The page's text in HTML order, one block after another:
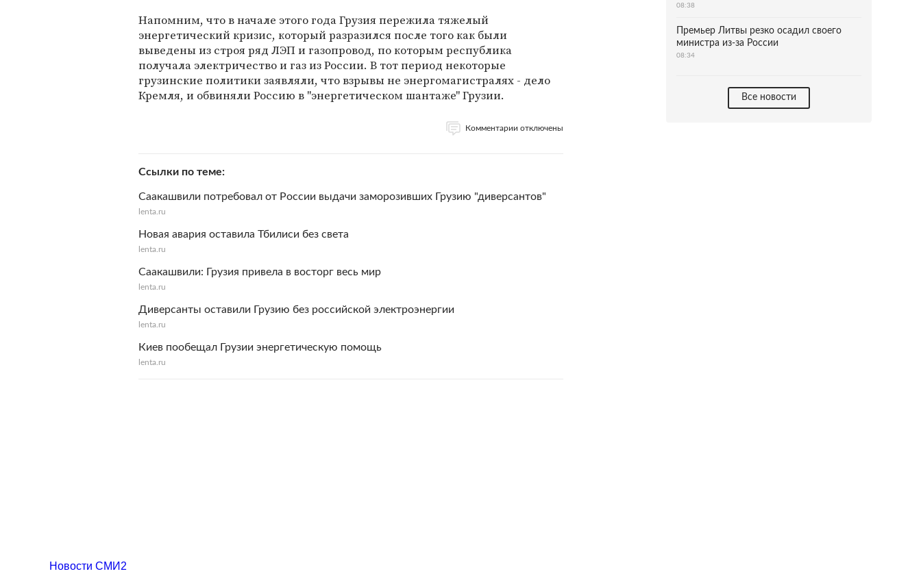
Напомним, что в начале этого года Грузия пережила тяжелый
энергетический кризис, который разразился после того как были
выведены из строя ряд ЛЭП и газопровод, по которым республика
получала электричество и газ из России. В тот период некоторые
грузинские политики заявляли, что взрывы не энергомагистралях - дело
Кремля, и обвиняли Россию в "энергетическом шантаже" Грузии.
Комментарии отключены
Ссылки по теме
Саакашвили потребовал от России выдачи заморозивших Грузию "диверсантов"
lenta.ru
Новая авария оставила Тбилиси без света
lenta.ru
Саакашвили: Грузия привела в восторг весь мир
lenta.ru
Диверсанты оставили Грузию без российской электроэнергии
lenta.ru
Киев пообещал Грузии энергетическую помощь
lenta.ru
08:38
Премьер Литвы резко осадил своего
министра из-за России
08:34
Все новости
Новости СМИ2